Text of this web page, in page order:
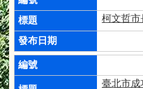
柯文哲市
臺北市成